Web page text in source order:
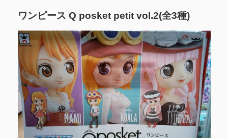
ワンピース Q posket petit vol.2(全3種)